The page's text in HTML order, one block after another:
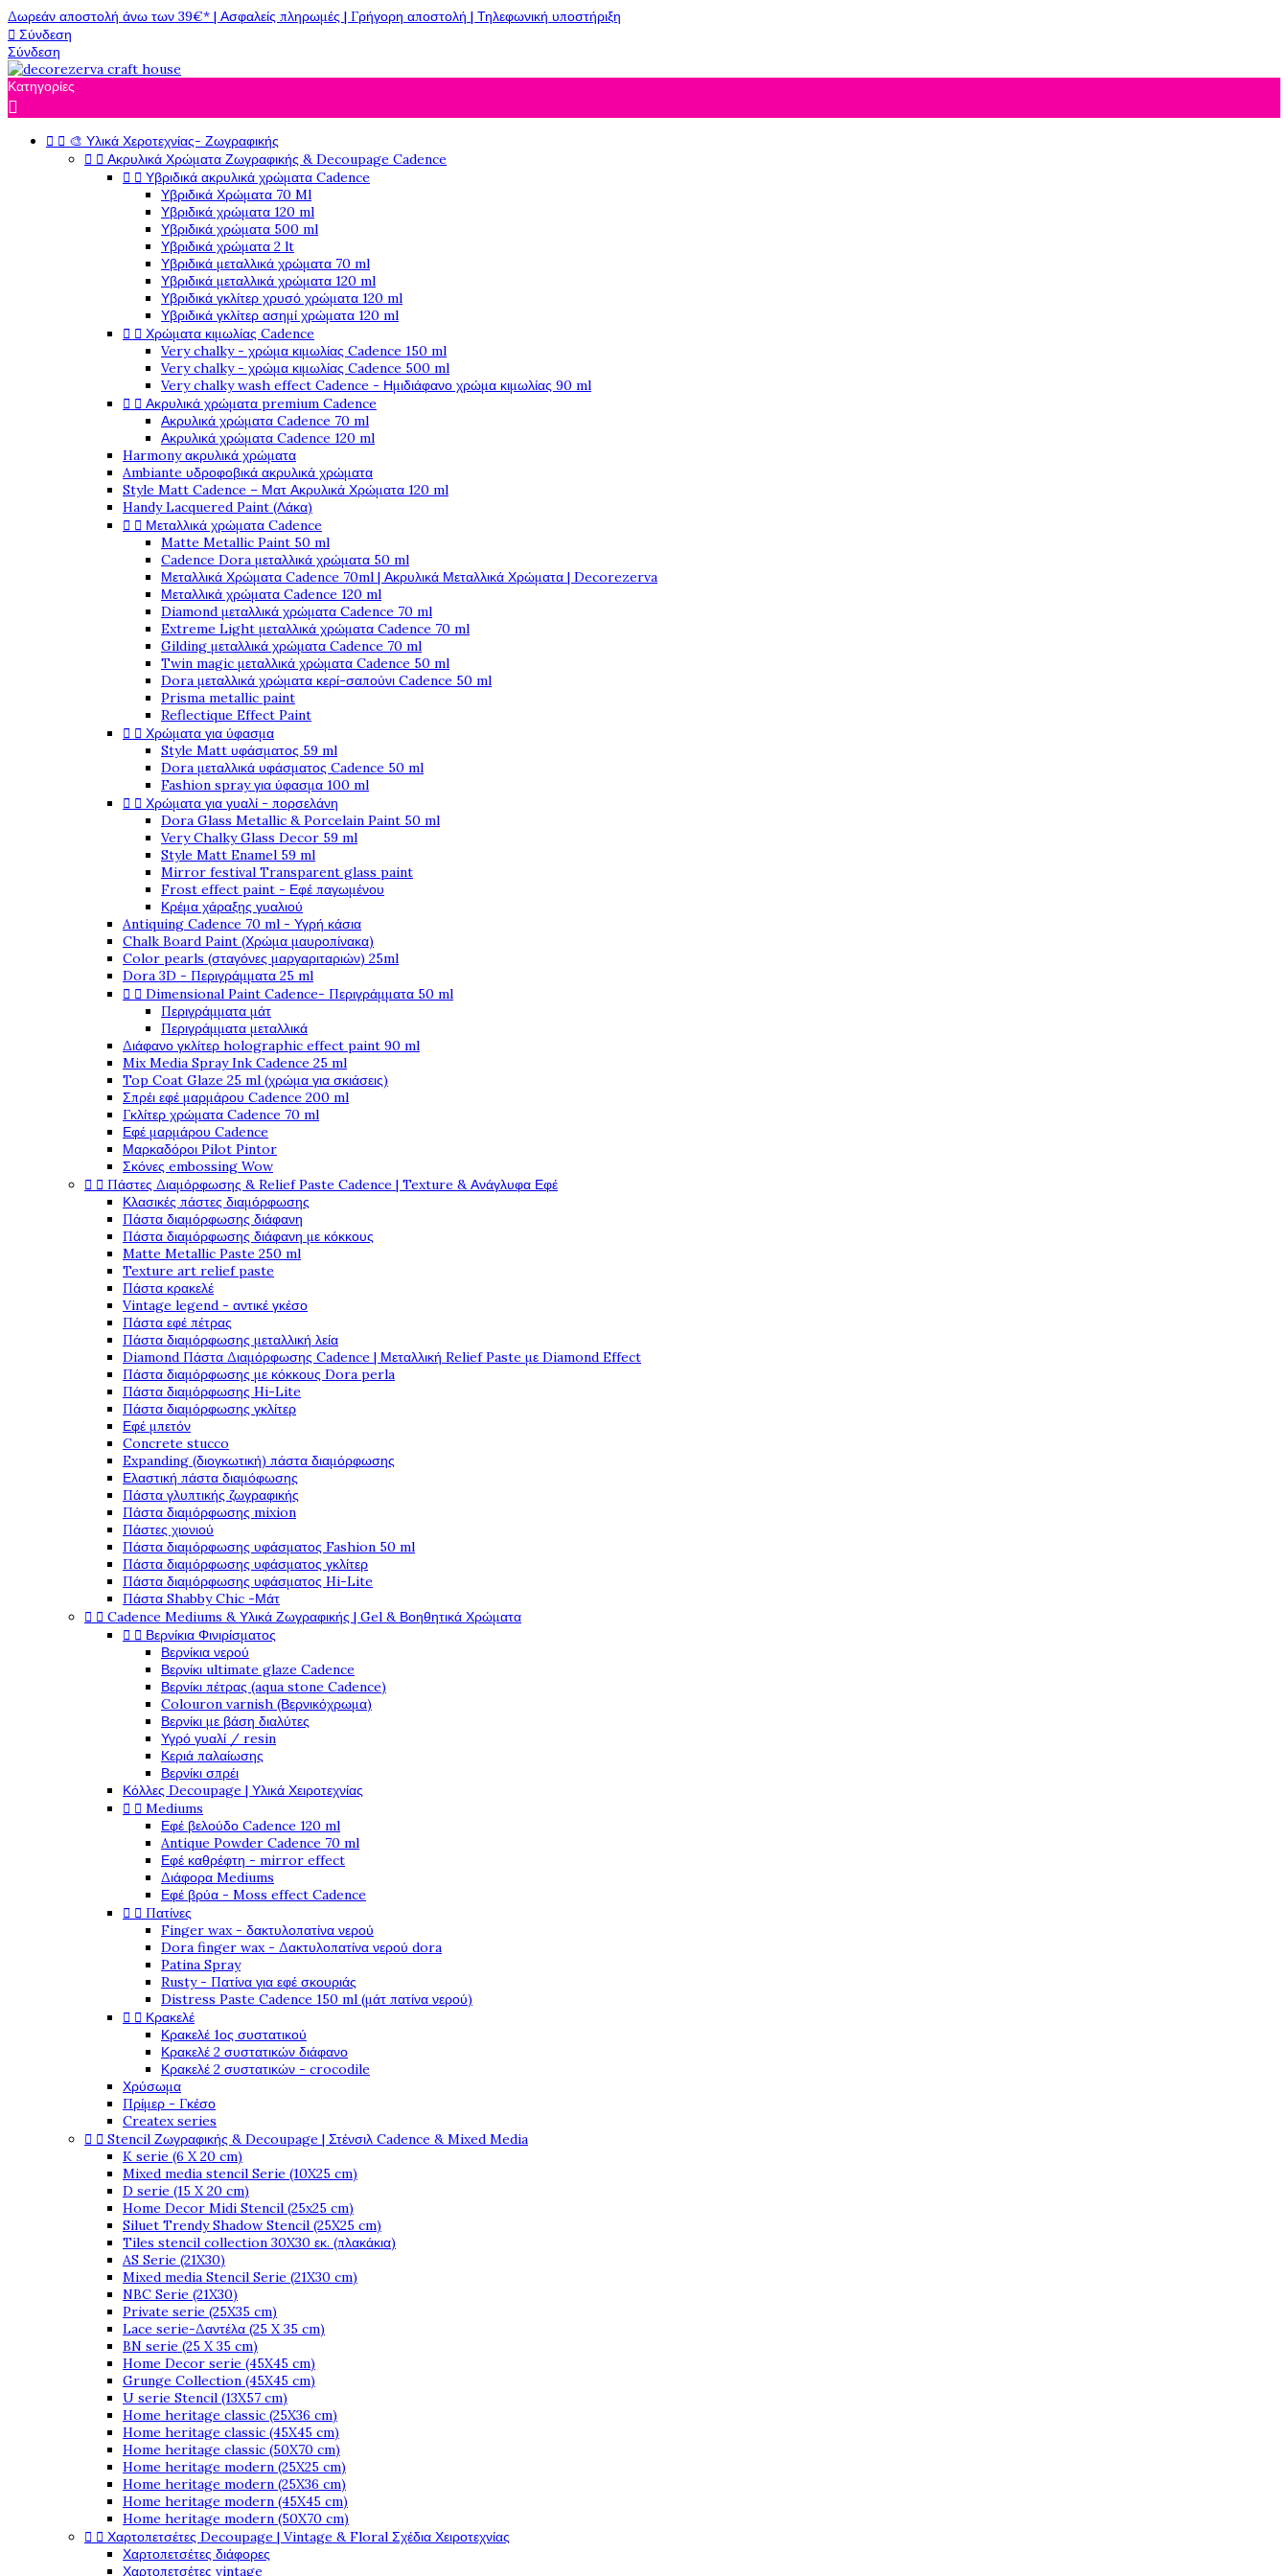
Δωρεάν αποστολή άνω των 39€* | Ασφαλείς πληρωμές | Γρήγορη αποστολή | Τηλεφωνική υποστήριξη
 Σύνδεση
Σύνδεση
Κατηγορίες

  🎨 Υλικά Χεροτεχνίας- Ζωγραφικής
  Ακρυλικά Χρώματα Ζωγραφικής & Decoupage Cadence
  Υβριδικά ακρυλικά χρώματα Cadence
Υβριδικά Χρώματα 70 Ml
Υβριδικά χρώματα 120 ml
Υβριδικά χρώματα 500 ml
Υβριδικά χρώματα 2 lt
Υβριδικά μεταλλικά χρώματα 70 ml
Υβριδικά μεταλλικά χρώματα 120 ml
Υβριδικά γκλίτερ χρυσό χρώματα 120 ml
Υβριδικά γκλίτερ ασημί χρώματα 120 ml
  Χρώματα κιμωλίας Cadence
Very chalky - χρώμα κιμωλίας Cadence 150 ml
Very chalky - χρώμα κιμωλίας Cadence 500 ml
Very chalky wash effect Cadence - Ημιδιάφανο χρώμα κιμωλίας 90 ml
  Ακρυλικά χρώματα premium Cadence
Ακρυλικά χρώματα Cadence 70 ml
Ακρυλικά χρώματα Cadence 120 ml
Harmony ακρυλικά χρώματα
Ambiante υδροφοβικά ακρυλικά χρώματα
Style Matt Cadence – Ματ Ακρυλικά Χρώματα 120 ml
Handy Lacquered Paint (Λάκα)
  Μεταλλικά χρώματα Cadence
Matte Metallic Paint 50 ml
Cadence Dora μεταλλικά χρώματα 50 ml
Μεταλλικά Χρώματα Cadence 70ml | Ακρυλικά Μεταλλικά Χρώματα | Decorezerva
Μεταλλικά χρώματα Cadence 120 ml
Diamond μεταλλικά χρώματα Cadence 70 ml
Extreme Light μεταλλικά χρώματα Cadence 70 ml
Gilding μεταλλικά χρώματα Cadence 70 ml
Twin magic μεταλλικά χρώματα Cadence 50 ml
Dora μεταλλικά χρώματα κερί-σαπούνι Cadence 50 ml
Prisma metallic paint
Reflectique Effect Paint
  Χρώματα για ύφασμα
Style Matt υφάσματος 59 ml
Dora μεταλλικά υφάσματος Cadence 50 ml
Fashion spray για ύφασμα 100 ml
  Χρώματα για γυαλί - πορσελάνη
Dora Glass Metallic & Porcelain Paint 50 ml
Very Chalky Glass Decor 59 ml
Style Matt Enamel 59 ml
Mirror festival Transparent glass paint
Frost effect paint - Εφέ παγωμένου
Κρέμα χάραξης γυαλιού
Antiquing Cadence 70 ml - Υγρή κάσια
Chalk Board Paint (Χρώμα μαυροπίνακα)
Color pearls (σταγόνες μαργαριταριών) 25ml
Dora 3D - Περιγράμματα 25 ml
  Dimensional Paint Cadence- Περιγράμματα 50 ml
Περιγράμματα μάτ
Περιγράμματα μεταλλικά
Διάφανο γκλίτερ holographic effect paint 90 ml
Mix Media Spray Ink Cadence 25 ml
Top Coat Glaze 25 ml (χρώμα για σκιάσεις)
Σπρέι εφέ μαρμάρου Cadence 200 ml
Γκλίτερ χρώματα Cadence 70 ml
Εφέ μαρμάρου Cadence
Μαρκαδόροι Pilot Pintor
Σκόνες embossing Wow
  Πάστες Διαμόρφωσης & Relief Paste Cadence | Texture & Ανάγλυφα Εφέ
Κλασικές πάστες διαμόρφωσης
Πάστα διαμόρφωσης διάφανη
Πάστα διαμόρφωσης διάφανη με κόκκους
Matte Metallic Paste 250 ml
Texture art relief paste
Πάστα κρακελέ
Vintage legend - αντικέ γκέσο
Πάστα εφέ πέτρας
Πάστα διαμόρφωσης μεταλλική λεία
Diamond Πάστα Διαμόρφωσης Cadence | Μεταλλική Relief Paste με Diamond Effect
Πάστα διαμόρφωσης με κόκκους Dora perla
Πάστα διαμόρφωσης Hi-Lite
Πάστα διαμόρφωσης γκλίτερ
Εφέ μπετόν
Concrete stucco
Expanding (διογκωτική) πάστα διαμόρφωσης
Ελαστική πάστα διαμόφωσης
Πάστα γλυπτικής ζωγραφικής
Πάστα διαμόρφωσης mixion
Πάστες χιονιού
Πάστα διαμόρφωσης υφάσματος Fashion 50 ml
Πάστα διαμόρφωσης υφάσματος γκλίτερ
Πάστα διαμόρφωσης υφάσματος Hi-Lite
Πάστα Shabby Chic -Μάτ
  Cadence Mediums & Υλικά Ζωγραφικής | Gel & Βοηθητικά Χρώματα
  Βερνίκια Φινιρίσματος
Βερνίκια νερού
Βερνίκι ultimate glaze Cadence
Βερνίκι πέτρας (aqua stone Cadence)
Colouron varnish (Βερνικόχρωμα)
Βερνίκι με βάση διαλύτες
Υγρό γυαλί / resin
Κεριά παλαίωσης
Βερνίκι σπρέι
Κόλλες Decoupage | Υλικά Χειροτεχνίας
  Mediums
Εφέ βελούδο Cadence 120 ml
Antique Powder Cadence 70 ml
Εφέ καθρέφτη - mirror effect
Διάφορα Mediums
Εφέ βρύα - Moss effect Cadence
  Πατίνες
Finger wax - δακτυλοπατίνα νερού
Dora finger wax - Δακτυλοπατίνα νερού dora
Patina Spray
Rusty - Πατίνα για εφέ σκουριάς
Distress Paste Cadence 150 ml (μάτ πατίνα νερού)
  Κρακελέ
Κρακελέ 1ος συστατικού
Κρακελέ 2 συστατικών διάφανο
Κρακελέ 2 συστατικών - crocodile
Χρύσωμα
Πρίμερ - Γκέσο
Createx series
  Stencil Ζωγραφικής & Decoupage | Στένσιλ Cadence & Mixed Media
K serie (6 X 20 cm)
Mixed media stencil Serie (10X25 cm)
D serie (15 X 20 cm)
Home Decor Midi Stencil (25x25 cm)
Siluet Trendy Shadow Stencil (25X25 cm)
Tiles stencil collection 30X30 εκ. (πλακάκια)
AS Serie (21X30)
Mixed media Stencil Serie (21X30 cm)
NBC Serie (21X30)
Private serie (25X35 cm)
Lace serie-Δαντέλα (25 X 35 cm)
BN serie (25 X 35 cm)
Home Decor serie (45X45 cm)
Grunge Collection (45X45 cm)
U serie Stencil (13X57 cm)
Home heritage classic (25X36 cm)
Home heritage classic (45X45 cm)
Home heritage classic (50X70 cm)
Home heritage modern (25X25 cm)
Home heritage modern (25X36 cm)
Home heritage modern (45X45 cm)
Home heritage modern (50X70 cm)
  Χαρτοπετσέτες Decoupage | Vintage & Floral Σχέδια Χειροτεχνίας
Χαρτοπετσέτες διάφορες
Χαρτοπετσέτες vintage